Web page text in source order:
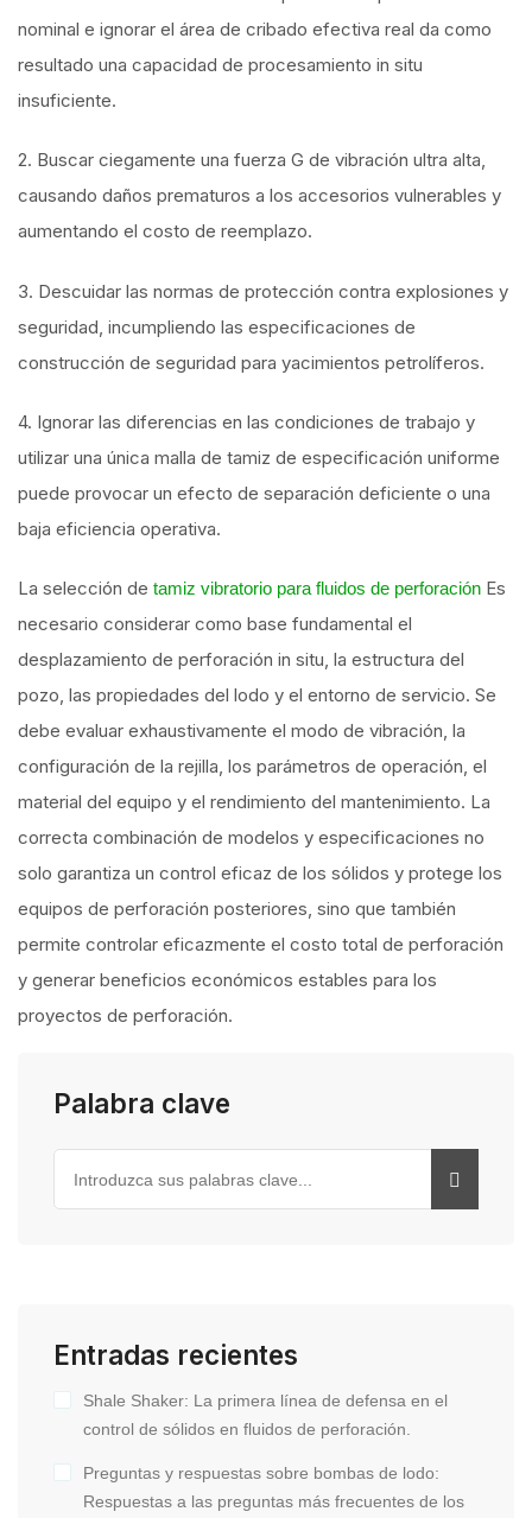
nominal e ignorar el área de cribado efectiva real da como
resultado una capacidad de procesamiento in situ
insuficiente.
2. Buscar ciegamente una fuerza G de vibración ultra alta,
causando daños prematuros a los accesorios vulnerables y
aumentando el costo de reemplazo.
3. Descuidar las normas de protección contra explosiones y
seguridad, incumpliendo las especificaciones de
construcción de seguridad para yacimientos petrolíferos.
4. Ignorar las diferencias en las condiciones de trabajo y
utilizar una única malla de tamiz de especificación uniforme
puede provocar un efecto de separación deficiente o una
baja eficiencia operativa.
La selección de tamiz vibratorio para fluidos de perforación Es
necesario considerar como base fundamental el
desplazamiento de perforación in situ, la estructura del
pozo, las propiedades del lodo y el entorno de servicio. Se
debe evaluar exhaustivamente el modo de vibración, la
configuración de la rejilla, los parámetros de operación, el
material del equipo y el rendimiento del mantenimiento. La
correcta combinación de modelos y especificaciones no
solo garantiza un control eficaz de los sólidos y protege los
equipos de perforación posteriores, sino que también
permite controlar eficazmente el costo total de perforación
y generar beneficios económicos estables para los
proyectos de perforación.
Palabra clave
Entradas recientes
Shale Shaker: La primera línea de defensa en el
control de sólidos en fluidos de perforación.
Preguntas y respuestas sobre bombas de lodo:
Respuestas a las preguntas más frecuentes de los